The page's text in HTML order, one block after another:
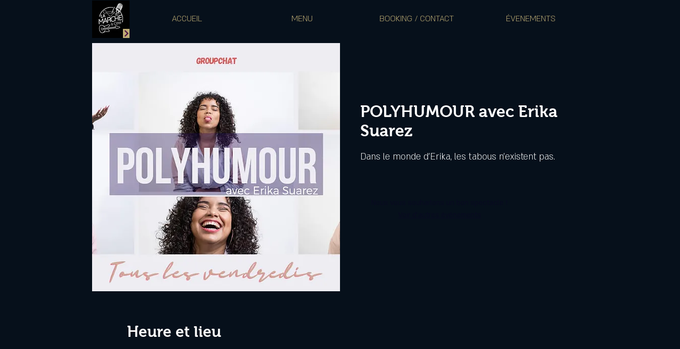
ACCUEIL MENU BOOKING / CONTACT ÉVENEMENTS
POLYHUMOUR avec Erika
Suarez
Dans le monde d'Erika, les tabous n'existent pas.
Heure et lieu